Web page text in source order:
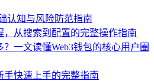
认知与风险防范指南
，从搜索到配置的完整操作指南
一文读懂Web3钱包的核心用户圈
手快速上手的完整指南